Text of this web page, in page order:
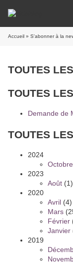
Accueil » S'abonner à la
TOUTES
TOUTES
Demande de
TOUTES
2024
Octobre
2023
Août (1)
2020
Avril (4)
Mars
Février
Janvier
2019